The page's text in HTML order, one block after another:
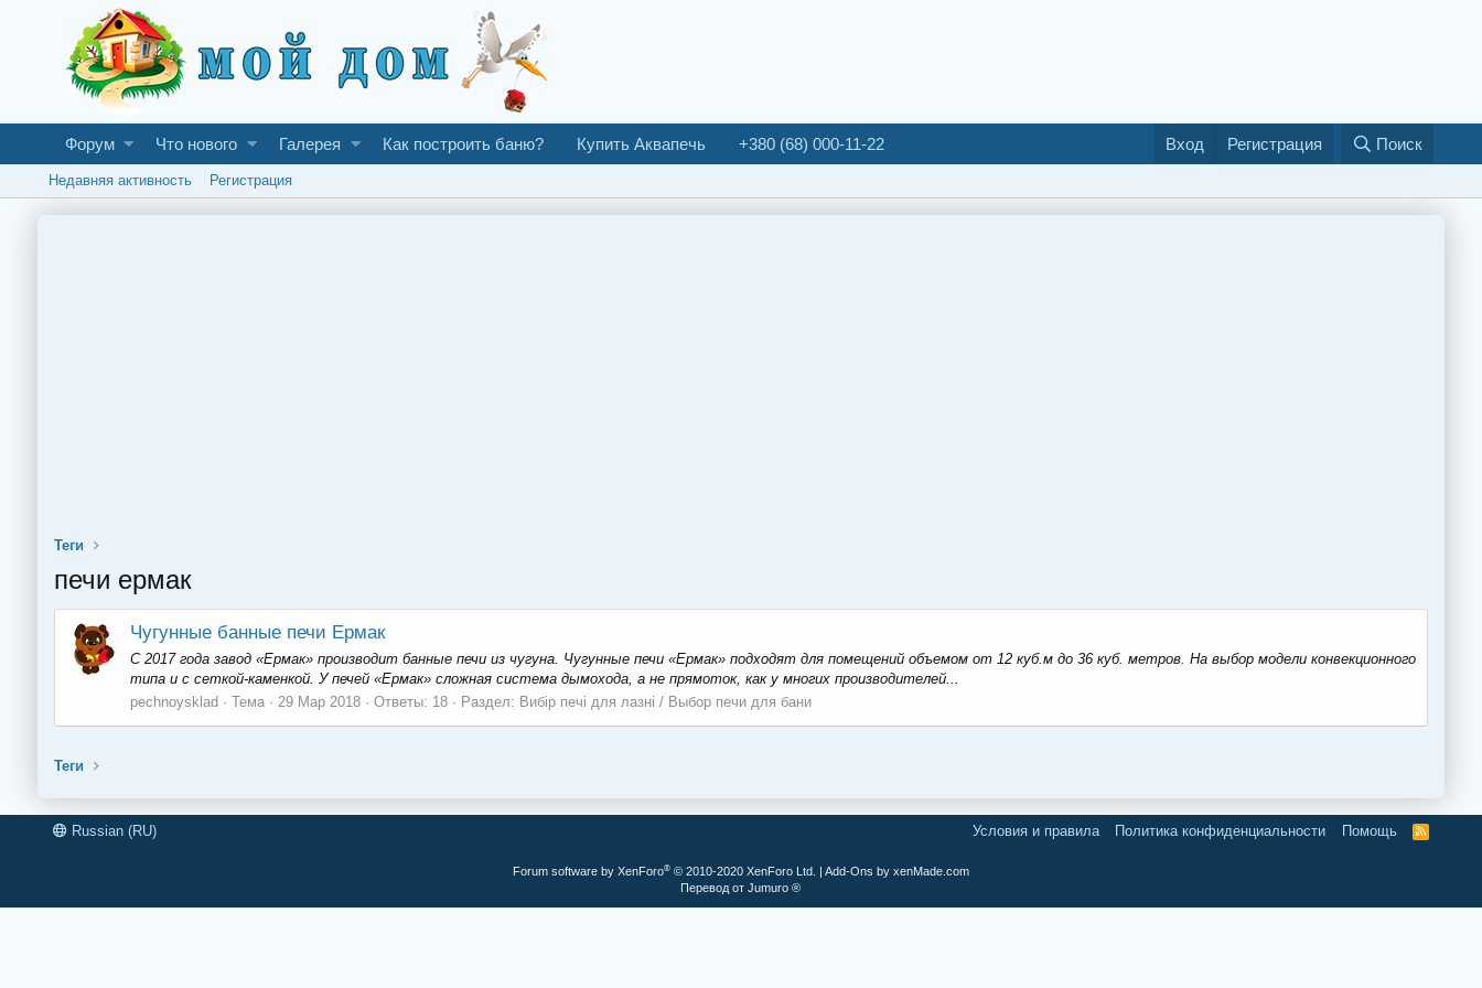
Форум Что нового Галерея Как построить баню? Купить Аквапечь +380 (68) 000-11-22 Вход Регистрация Поиск
Недавняя активность Регистрация
Теги
печи ермак
Чугунные банные печи Ермак
С 2017 года завод «Ермак» производит банные печи из чугуна. Чугунные печи «Ермак» подходят для помещений объемом от 12 куб.м до 36 куб. метров. На выбор модели конвекционного
типа и с сеткой-каменкой. У печей «Ермак» сложная система дымохода, а не прямоток, как у многих производителей...
pechnoysklad
Тема 29 Мар 2018 Ответы: 18 Раздел: Вибір печі для лазні / Выбор печи для бани
Теги
Russian (RU) Условия и правила Политика конфиденциальности Помощь
R
Forum software by XenForo® © 2010-2020 XenForo Ltd. | Add-Ons by xenMade.com
Перевод от Jumuro ®